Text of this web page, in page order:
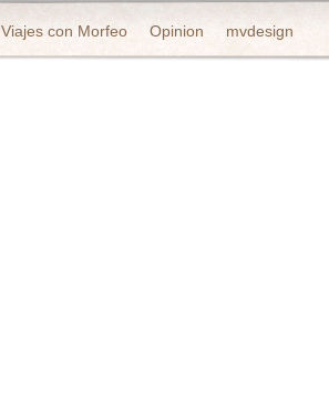
Viajes con Morfeo Opinion mvdesign